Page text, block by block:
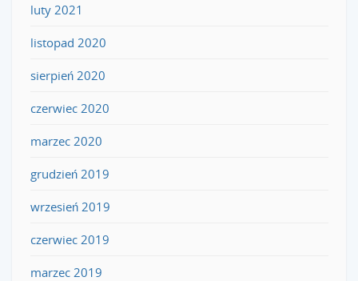
luty 2021
listopad 2020
sierpień 2020
czerwiec 2020
marzec 2020
grudzień 2019
wrzesień 2019
czerwiec 2019
marzec 2019